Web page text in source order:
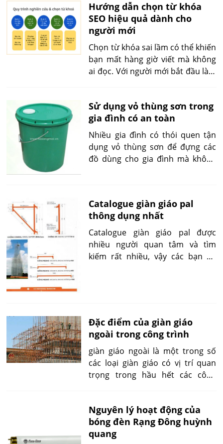
keywords khiến họ mất cơ hội
tiếp cận khách hàng tiềm năng.
Đó là lý do bạn cần hiểu rõ phân
loại từ khóa SEO.
Hướng dẫn chọn từ khóa
SEO hiệu quả dành cho
người mới
Chọn từ khóa sai lầm có thể khiến
bạn mất hàng giờ viết mà không
ai đọc. Với người mới bắt đầu làm
bước đệm vững chắc giúp bạn
tăng trưởng bền vững ngay từ
những bài viết đầu tiên.
Sử dụng vỏ thùng sơn trong
gia đình có an toàn
Nhiều gia đình có thói quen tận
dụng vỏ thùng sơn để đựng các
đồ dùng cho gia đình mà không
Catalogue giàn giáo pal
thông dụng nhất
Catalogue giàn giáo pal được
nhiều người quan tâm và tìm
kiếm rất nhiều, vậy các bạn đã
Đặc điểm của giàn giáo
ngoài trong công trình
giàn giáo ngoài là một trong số
các loại giàn giáo có vị trí quan
trọng trong hầu hết các công
nếu các bạn vẫn còn khá mơ hồ
về vấn đề này, hãy tham khảo bài
viết này của chúng tôi nhé.
Nguyên lý hoạt động của
bóng đèn Rạng Đông huỳnh
quang